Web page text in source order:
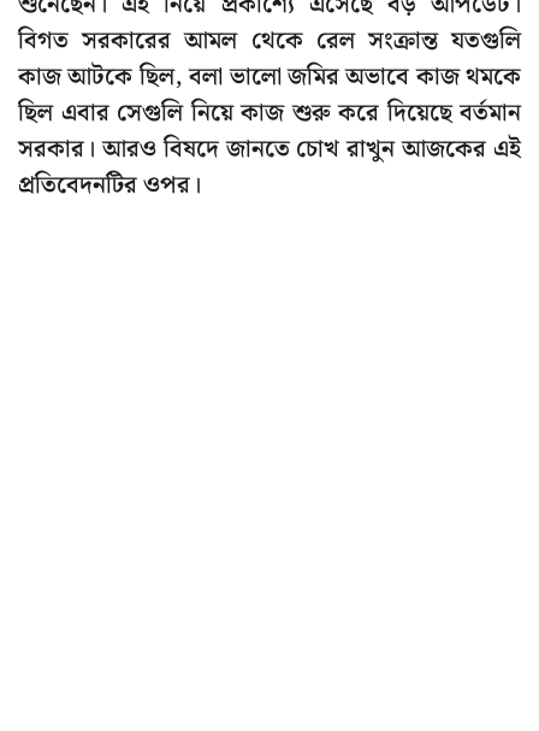
বিগত সরকারের আমল থেকে রেল সংক্রান্ত যতগুলি
কাজ আটকে ছিল, বলা ভালো জমির অভাবে কাজ থমকে
ছিল এবার সেগুলি নিয়ে কাজ শুরু করে দিয়েছে বর্তমান
সরকার। আরও বিষদে জানতে চোখ রাখুন আজকের এই
প্রতিবেদনটির ওপর।